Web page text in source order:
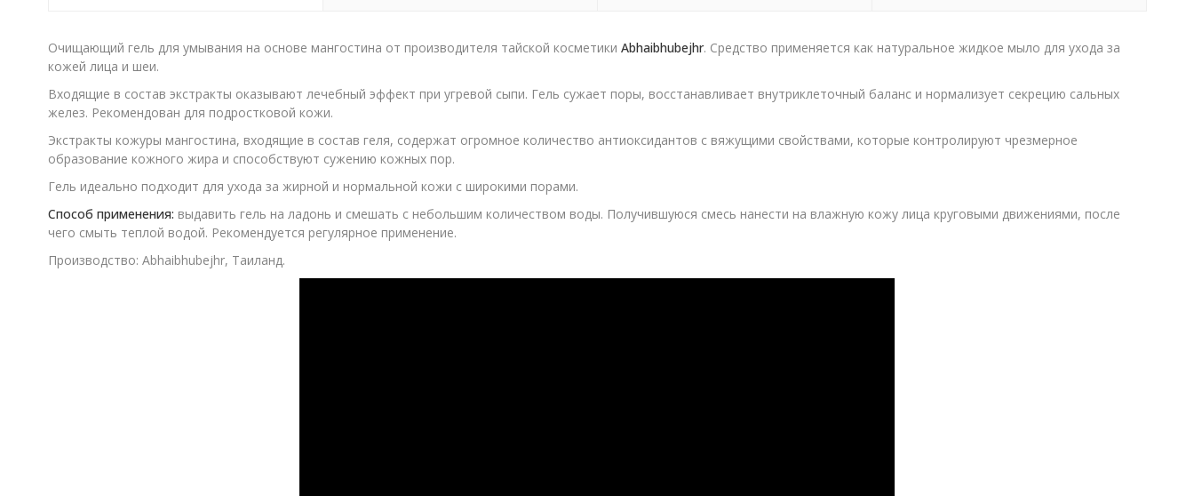
Очищающий гель для умывания на основе мангостина от производителя тайской косметики Abhaibhubejhr. Средство применяется как натуральное жидкое мыло для ухода за
кожей лица и шеи.
Входящие в состав экстракты оказывают лечебный эффект при угревой сыпи. Гель сужает поры, восстанавливает внутриклеточный баланс и нормализует секрецию сальных
желез. Рекомендован для подростковой кожи.
Экстракты кожуры мангостина, входящие в состав геля, содержат огромное количество антиоксидантов с вяжущими свойствами, которые контролируют чрезмерное
образование кожного жира и способствуют сужению кожных пор.
Гель идеально подходит для ухода за жирной и нормальной кожи с широкими порами.
Способ применения: выдавить гель на ладонь и смешать с небольшим количеством воды. Получившуюся смесь нанести на влажную кожу лица круговыми движениями, после
чего смыть теплой водой. Рекомендуется регулярное применение.
Производство: Abhaibhubejhr, Таиланд.